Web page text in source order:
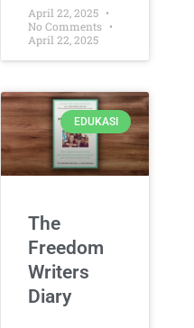
April 22, 2025
No Comments
April 22, 2025
EDUKASI
The
Freedom
Writers
Diary